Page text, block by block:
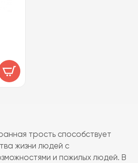
трость способствует
жизни людей с
и пожилых людей. В